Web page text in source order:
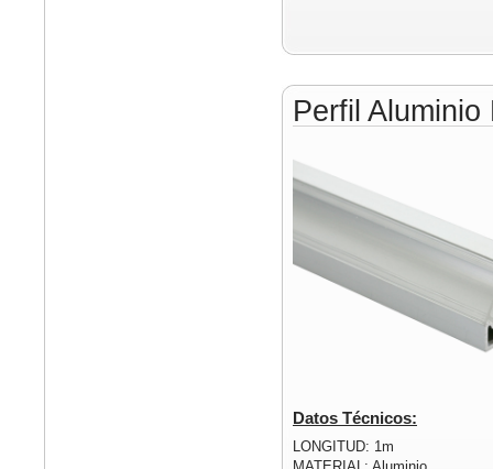
Perfil
Datos Técnicos:
LONGITUD: 1m